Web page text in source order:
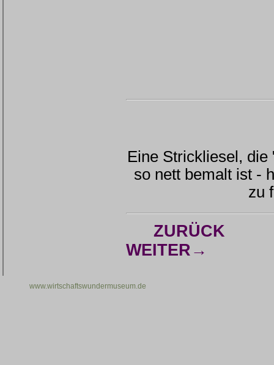
Eine Strickliesel,
so nett bemalt ist -
zu
ZURÜCK
WEITER→
www.wirtschaftswundermuseum.de